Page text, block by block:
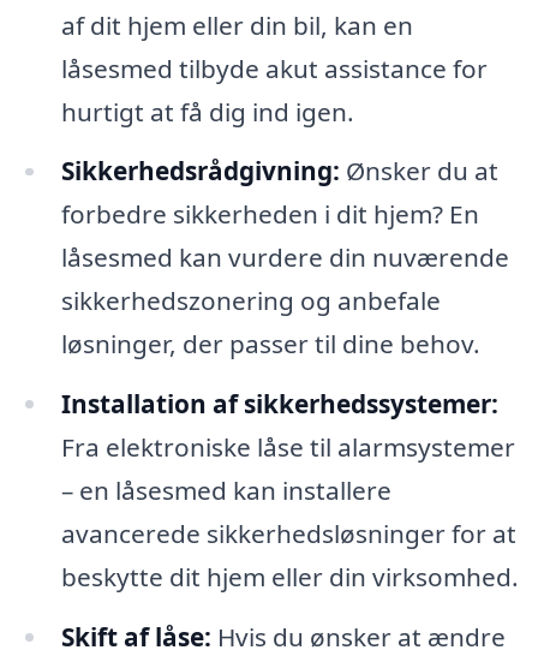
af dit hjem eller din bil, kan en
låsesmed tilbyde akut assistance for
hurtigt at få dig ind igen.
Sikkerhedsrådgivning: Ønsker du at
forbedre sikkerheden i dit hjem? En
låsesmed kan vurdere din nuværende
sikkerhedszonering og anbefale
løsninger, der passer til dine behov.
Installation af sikkerhedssystemer:
Fra elektroniske låse til alarmsystemer
– en låsesmed kan installere
avancerede sikkerhedsløsninger for at
beskytte dit hjem eller din virksomhed.
Skift af låse: Hvis du ønsker at ændre